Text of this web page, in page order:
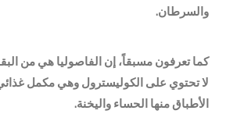
والسرطان.
كما تعرفون مسبقاً، إن الفاصوليا هي من
لا تحتوي على الكوليسترول وهي مكمل
الأطباق منها الحساء واليخنة.